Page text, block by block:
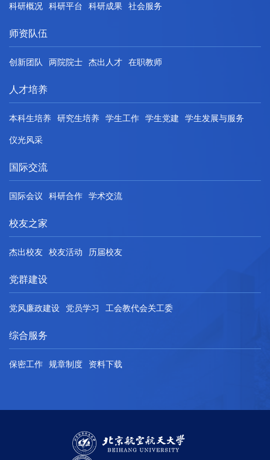
科研概况 科研平台 科研成果 社会服务
师资队伍
创新团队 两院院士 杰出人才 在职教师
人才培养
本科生培养 研究生培养 学生工作 学生党建 学生发展与服务
仪光风采
国际交流
国际会议 科研合作 学术交流
校友之家
杰出校友 校友活动 历届校友
党群建设
党风廉政建设 党员学习 工会教代会关工委
综合服务
保密工作 规章制度 资料下载